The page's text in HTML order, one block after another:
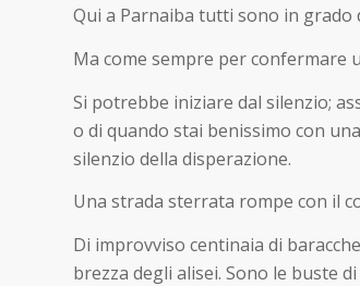
Qui a Parnaiba tutti sono in grado
Ma come sempre per confermare
Si potrebbe iniziare dal silenzio;
o di quando stai benissimo con
silenzio della disperazione.
Una strada sterrata rompe con il
Di improvviso centinaia di
brezza degli alisei. Sono le buste